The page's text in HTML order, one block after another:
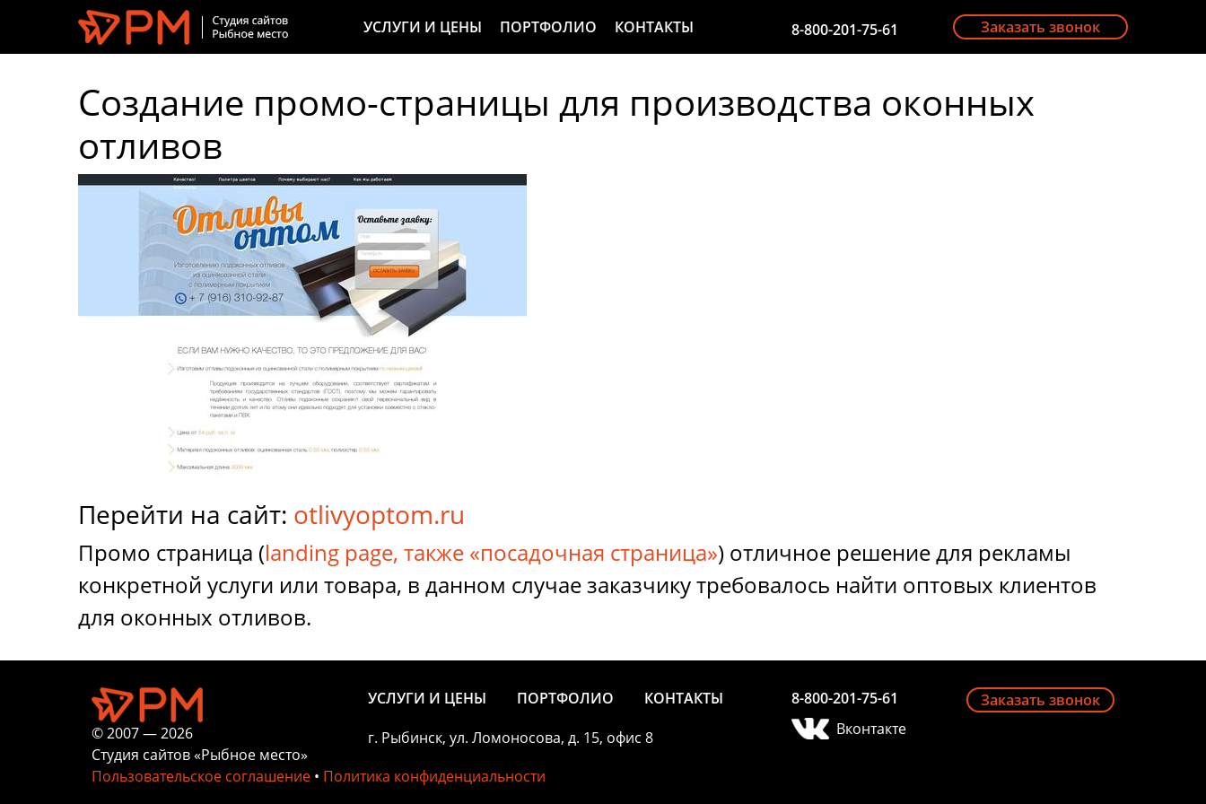
УСЛУГИ И ЦЕНЫ ПОРТФОЛИО КОНТАКТЫ 8-800-201-75-61 Заказать звонок
Создание промо-страницы для производства оконных
отливов
Перейти на сайт: otlivyoptom.ru
Промо страница (landing page, также «посадочная страница») отличное решение для рекламы
конкретной услуги или товара, в данном случае заказчику требовалось найти оптовых клиентов
для оконных отливов.
© 2007 — 2026
Студия сайтов «Рыбное место»
УСЛУГИ И ЦЕНЫ ПОРТФОЛИО
КОНТАКТЫ
г. Рыбинск, ул. Ломоносова, д. 15, офис 8
8-800-201-75-61
Вконтакте
Заказать звонок
Пользовательское соглашение • Политика конфиденциальности